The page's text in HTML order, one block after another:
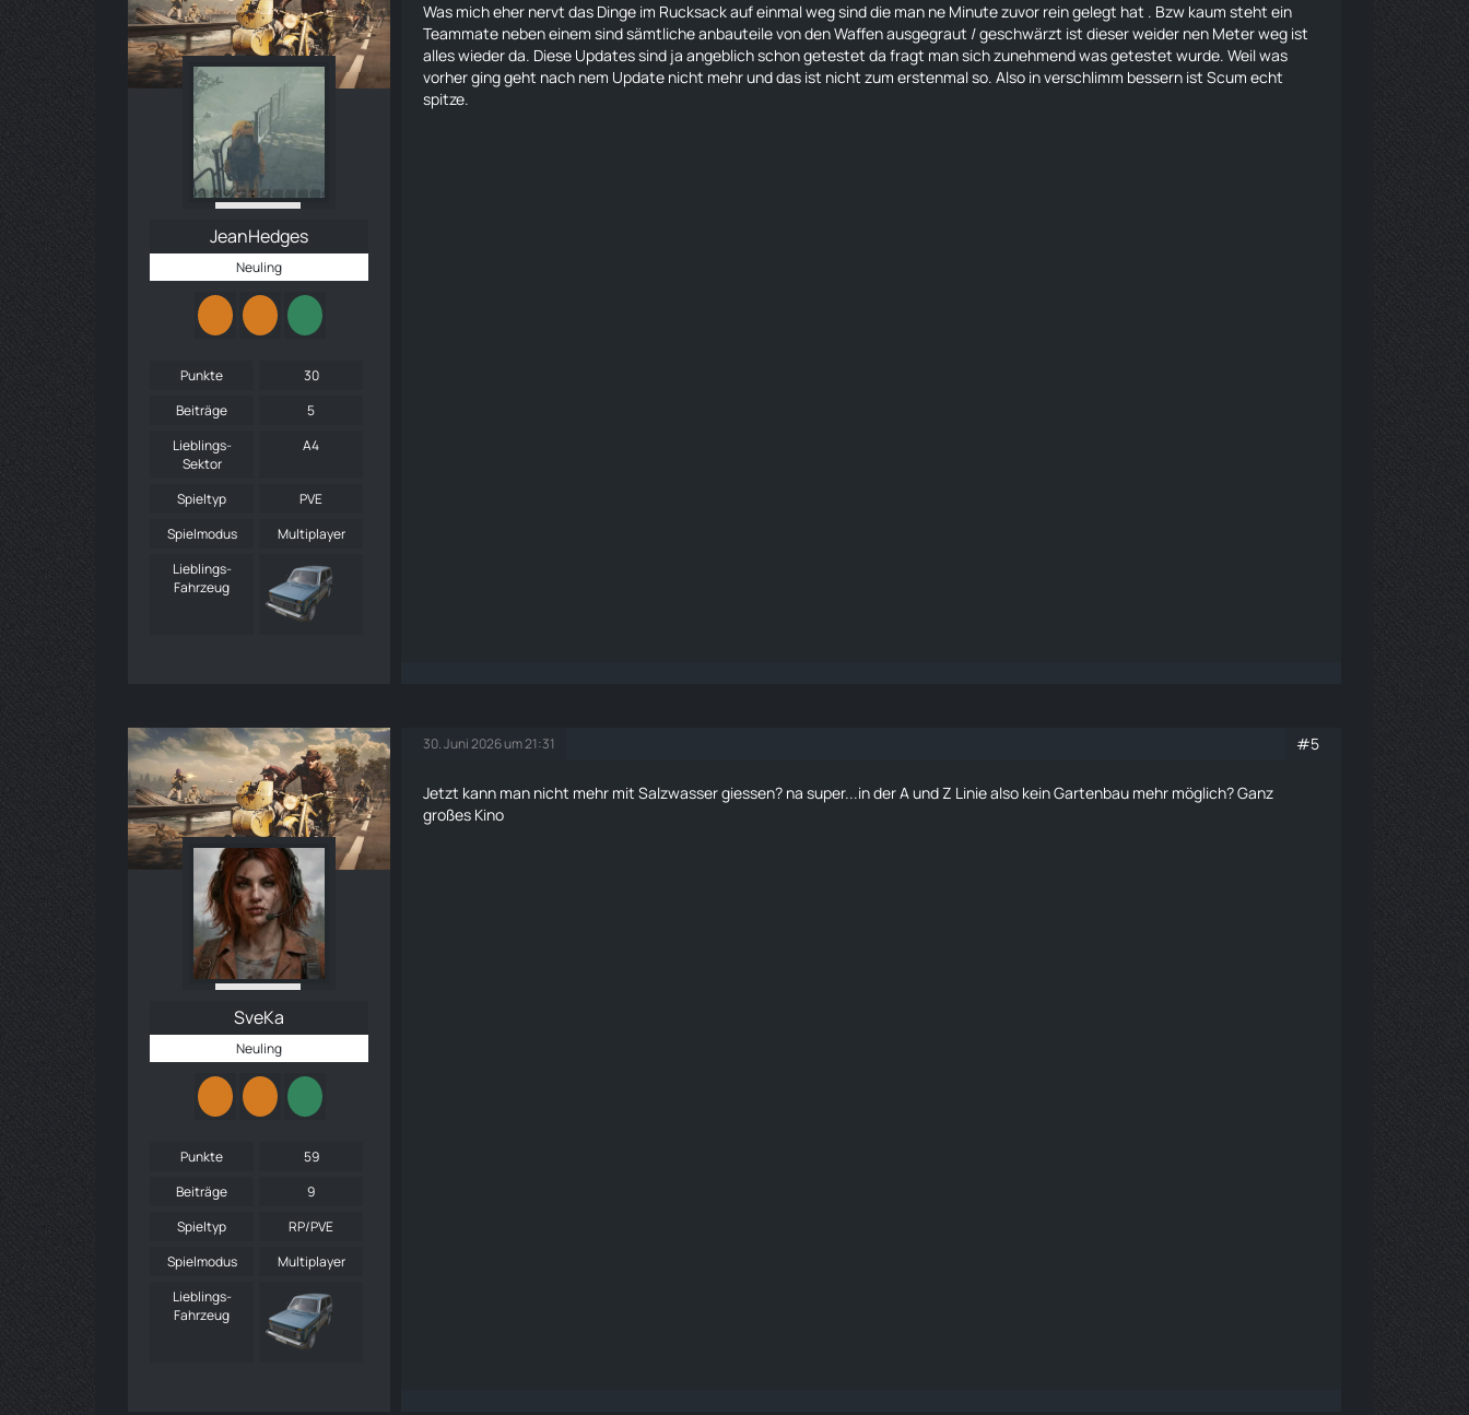
JeanHedges
Neuling
Punkte
30
Beiträge
5
Lieblings-
Sektor
A4
Spieltyp
PVE
Spielmodus
Multiplayer
Lieblings-
Fahrzeug
Was mich eher nervt das Dinge im Rucksackauf einmal weg sind die man ne Minute zuvor rein gelegt hat . Bzw kaum steht ein
Teammate neben einem sind sämtliche anbauteile von den Waffen ausgegraut / geschwärzt ist dieser weider nen Meter weg ist
alles wieder da. Diese Updates sind ja angeblich schon getestet da fragt man sich zunehmend was getestet wurde. Weil was
vorher ging geht nach nem Update nicht mehr und das ist nicht zum erstenmal so. Also in verschlimm bessern ist Scum echt
spitze.
SveKa
Neuling
Punkte
59
Beiträge
9
Spieltyp
RP/PVE
Spielmodus
Multiplayer
Lieblings-
Fahrzeug
30. Juni 2026 um 21:31 #5
Jetzt kann man nicht mehr mit Salzwasser giessen? na super...in der A und Z Linie also keinGartenbau mehr möglich? Ganz
großes Kino